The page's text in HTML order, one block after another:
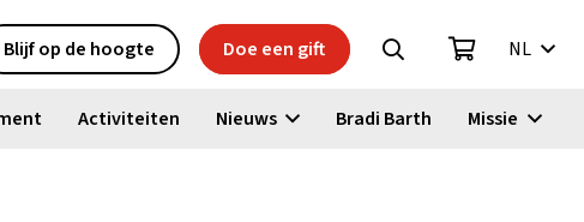
Blijf op de hoogte Doe een gift NL
Activiteiten Nieuws Bradi Barth Missie